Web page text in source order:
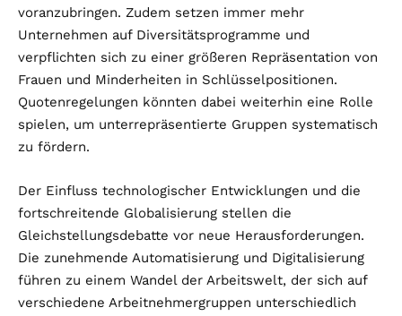
voranzubringen. Zudem setzen immer mehr
Unternehmen auf Diversitätsprogramme und
verpflichten sich zu einer größeren Repräsentation von
Frauen und Minderheiten in Schlüsselpositionen.
Quotenregelungen könnten dabei weiterhin eine Rolle
spielen, um unterrepräsentierte Gruppen systematisch
zu fördern.
Der Einfluss technologischer Entwicklungen und die
fortschreitende Globalisierung stellen die
Gleichstellungsdebatte vor neue Herausforderungen.
Die zunehmende Automatisierung und Digitalisierung
führen zu einem Wandel der Arbeitswelt, der sich auf
verschiedene Arbeitnehmergruppen unterschiedlich